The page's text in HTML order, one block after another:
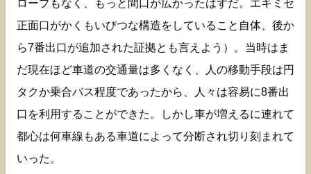
ロープもなく、もっと間口が広かったはずだ。エキミセ
正面口がかくもいびつな構造をしていること自体、後か
ら7番出口が追加された証拠とも言えよう）。当時はま
だ現在ほど車道の交通量は多くなく、人の移動手段は円
タクか乗合バス程度であったから、人々は容易に8番出
口を利用することができた。しかし車が増えるに連れて
都心は何車線もある車道によって分断され切り刻まれて
いった。